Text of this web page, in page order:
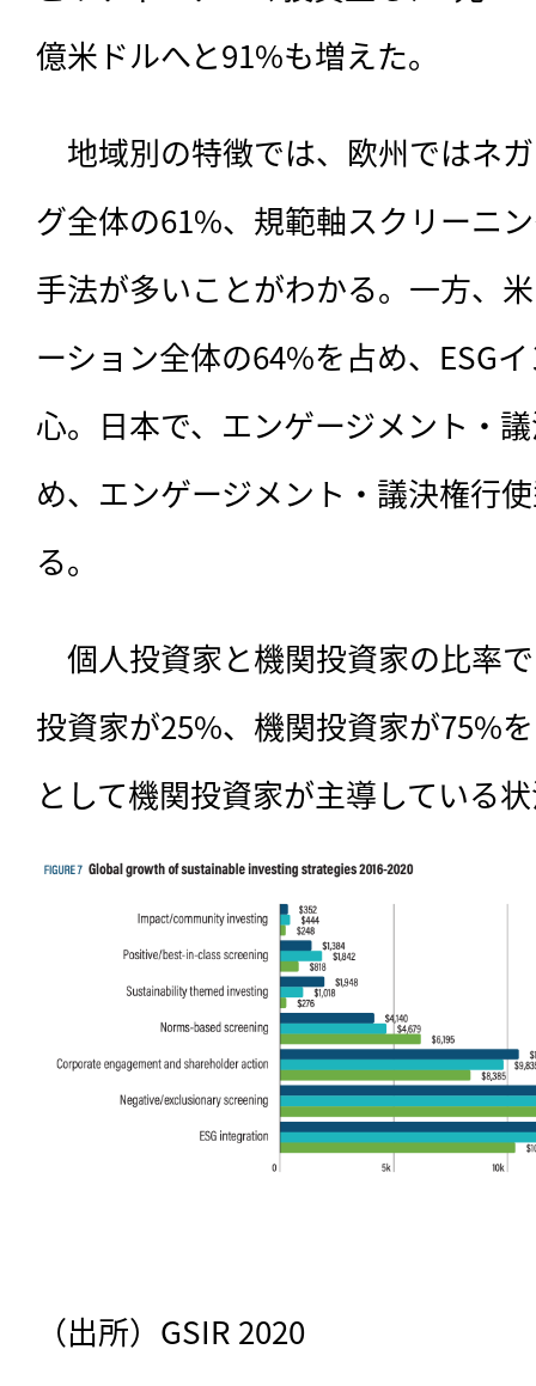
億米ドルへと91%も増えた。
地域別の特徴では、欧州ではネ
グ全体の61%、規範軸スクリーニ
手法が多いことがわかる。一方、
ーション全体の64%を占め、ESG
心。日本で、エンゲージメント・
め、エンゲージメント・議決権行
る。
個人投資家と機関投資家の比率
投資家が25%、機関投資家が75%
として機関投資家が主導している
（出所）GSIR 2020